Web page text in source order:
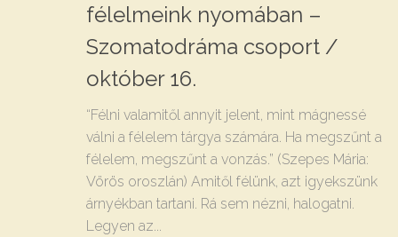
félelmeink nyomában –
Szomatodráma csoport /
október 16.
“Félni valamitől annyit jelent, mint mágnessé
válni a félelem tárgya számára. Ha megszűnt a
félelem, megszűnt a vonzás.” (Szepes Mária:
Vörös oroszlán) Amitől félünk, azt igyekszünk
árnyékban tartani. Rá sem nézni, halogatni.
Legyen az...